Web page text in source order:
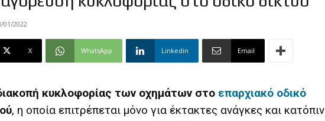
01/2022
X WhatsApp Linkedin Email
κυκλοφορίας των οχημάτων στο επαρχιακό οδικό
, η οποία επιτρέπεται μόνο για έκτακτες ανάγκες και κατόπιν